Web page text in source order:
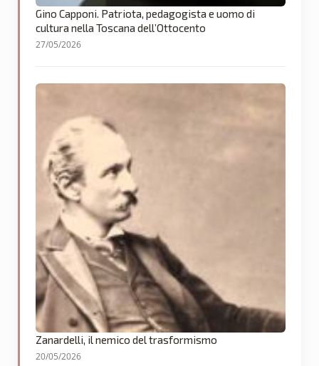
Gino Capponi. Patriota, pedagogista e uomo di
cultura nella Toscana dell’Ottocento
27/05/2026
Zanardelli, il nemico del trasformismo
20/05/2026